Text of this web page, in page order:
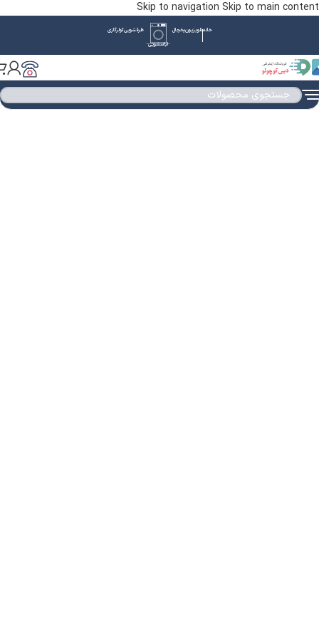
Skip to navigation Skip to main content
خانهتلویزیونیخچال
لباسشویی
ظرفشوییکولرگازی